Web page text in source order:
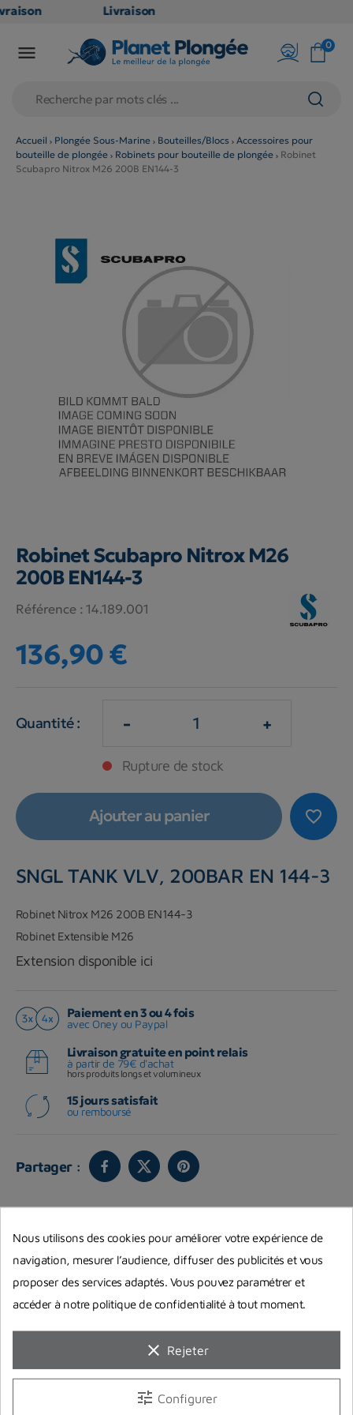
Livraison
en point
79€
(hors
produits
 0
Accueil Plongée Sous-Marine Bouteilles/Blocs
Accessoires pour
bouteille de plongée
Robinets pour bouteille de plongée
Robinet
Scubapro Nitrox M26 200B EN144-3
Robinet Scubapro Nitrox M26
200B EN144-3
Référence : 14.189.001
136,90 €
Quantité : - +
Rupture de stock
favorite_border
Ajouter au panier
SNGL TANK VLV, 200BAR EN 144-3
Robinet Nitrox M26 200B EN144-3
Robinet Extensible M26
Extension disponible ici
Paiement en 3 ou 4 fois
avec Oney ou Paypal
Livraison gratuite en point relais
à partir de 79€ d'achat
hors produits longs et volumineux
15 jours satisfait
ou remboursé
Partager :
Vous aimerez aussi
Nous utilisons des cookies pour améliorer votre expérience de
navigation, mesurer l’audience, diffuser des publicités et vous
proposer des services adaptés. Vous pouvez paramétrer et
accéder à notre politique de confidentialité à tout moment.
clear Rejeter
tune Configurer